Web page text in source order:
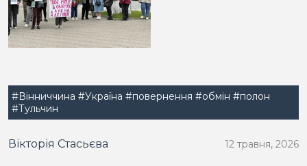
#Вінниччина #Україна #повернення #обмін #полон
#Тульчин
Вікторія Стасьєва 12 травня, 2026